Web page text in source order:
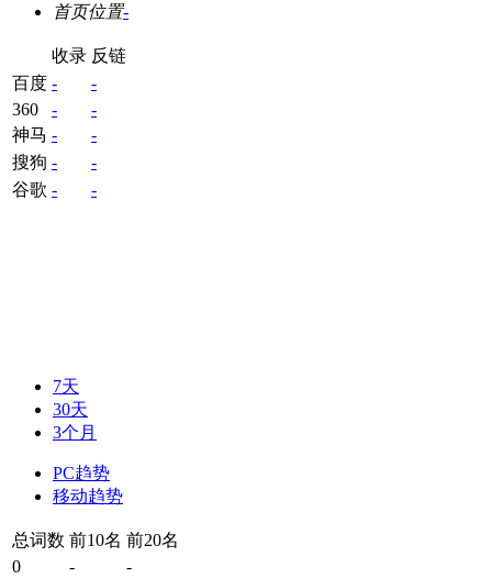
首页位置-
收录 反链
百度 -
-
360
-
-
神马 -
-
搜狗 -
-
谷歌 - -
7天
30天
3个月
PC趋势
移动趋势
总词数 前10名 前20名
0
- -